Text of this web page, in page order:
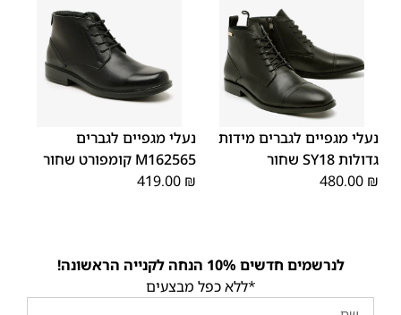
נעלי מגפיים לגברים מידות
גדולות SY18 שחור
480.00 ₪
40
41
נעלי מגפיים לגברים
M162565 קומפורט שחור
419.00 ₪
לנרשמים חדשים 10% הנחה לקנייה הראשונה!
*ללא כפל מבצעים